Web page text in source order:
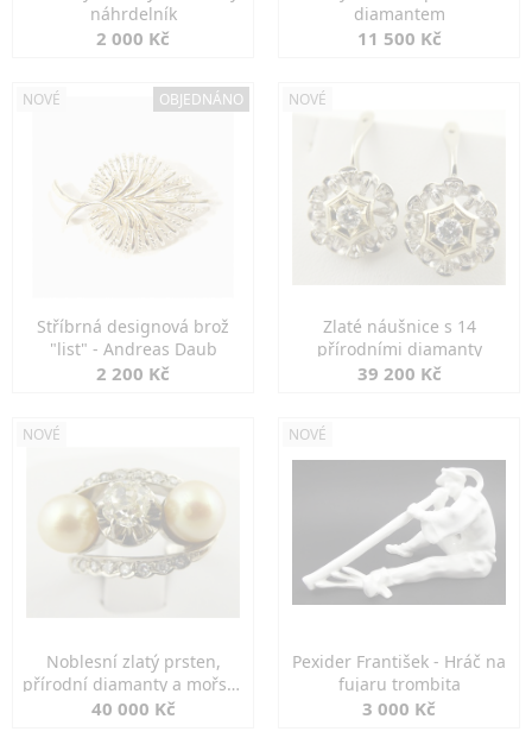
náhrdelník
2 000 Kč
diamantem
11 500 Kč
NOVÉ OBJEDNÁNO
Stříbrná designová brož
"list" - Andreas Daub
2 200 Kč
NOVÉ
Zlaté náušnice s 14
přírodními diamanty
39 200 Kč
NOVÉ
Noblesní zlatý prsten,
přírodní diamanty a mořské
perly
40 000 Kč
NOVÉ
Pexider František - Hráč na
fujaru trombita
3 000 Kč